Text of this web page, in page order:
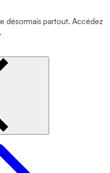
désormais partout. Accédez